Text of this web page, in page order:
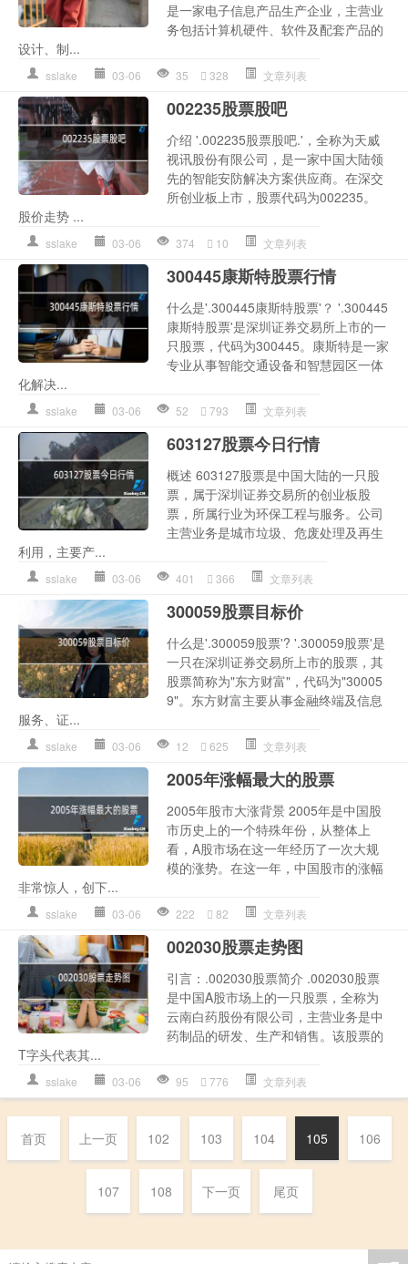
是一家电子信息产品生产企业，主营业
务包括计算机硬件、软件及配套产品的
设计、制...
sslake 03-06 35 328 文章列表
002235股票股吧
介绍 '.002235股票股吧.'，全称为天威
视讯股份有限公司，是一家中国大陆领
先的智能安防解决方案供应商。在深交
所创业板上市，股票代码为002235。
股价走势 ...
sslake 03-06 374 10 文章列表
300445康斯特股票行情
什么是'.300445康斯特股票'？ '.300445
康斯特股票'是深圳证券交易所上市的一
只股票，代码为300445。康斯特是一家
专业从事智能交通设备和智慧园区一体
化解决...
sslake 03-06 52 793 文章列表
603127股票今日行情
概述 603127股票是中国大陆的一只股
票，属于深圳证券交易所的创业板股
票，所属行业为环保工程与服务。公司
主营业务是城市垃圾、危废处理及再生
利用，主要产...
sslake 03-06 401 366 文章列表
300059股票目标价
什么是'.300059股票'? '.300059股票'是
一只在深圳证券交易所上市的股票，其
股票简称为"东方财富"，代码为"30005
9"。东方财富主要从事金融终端及信息
服务、证...
sslake 03-06 12 625 文章列表
2005年涨幅最大的股票
2005年股市大涨背景 2005年是中国股
市历史上的一个特殊年份，从整体上
看，A股市场在这一年经历了一次大规
模的涨势。在这一年，中国股市的涨幅
非常惊人，创下...
sslake 03-06 222 82 文章列表
002030股票走势图
引言：.002030股票简介 .002030股票
是中国A股市场上的一只股票，全称为
云南白药股份有限公司，主营业务是中
药制品的研发、生产和销售。该股票的
T字头代表其...
sslake 03-06 95 776 文章列表
首页 上一页 102 103 104 105 106
107 108 下一页 尾页